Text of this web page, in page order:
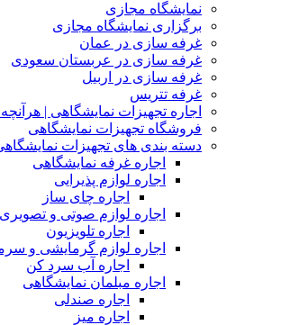
نمایشگاه مجازی
برگزاری نمایشگاه مجازی
غرفه سازی در عمان
غرفه سازی در عربستان سعودی
غرفه سازی در اربیل
غرفه تتریس
اجاره تجهیزات نمایشگاهی |
فروشگاه تجهیزات نمایشگاهی
دسته بندی های تجهیزات
اجاره غرفه نمایشگاهی
اجاره لوازم پذیرایی
اجاره چای ساز
اجاره لوازم صوتی و تصویری
اجاره تلویزیون
اجاره لوازم گرمایشی و
اجاره آب سرد کن
اجاره مبلمان نمایشگاهی
اجاره صندلی
اجاره میز